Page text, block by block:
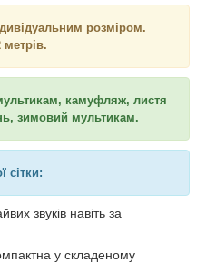
розміром.
камуфляж, листя
зимовий мультикам.
сітки:
звуків навіть за
у складеному